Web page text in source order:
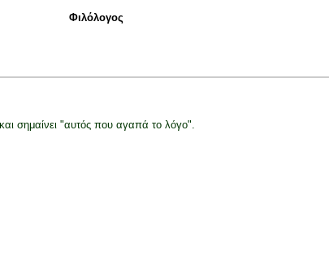
Φιλόλογος
σημαίνει "αυτός που αγαπά το λόγο".